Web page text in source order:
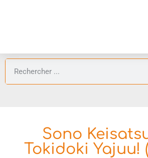
Sono
Tokidoki Yajuu!